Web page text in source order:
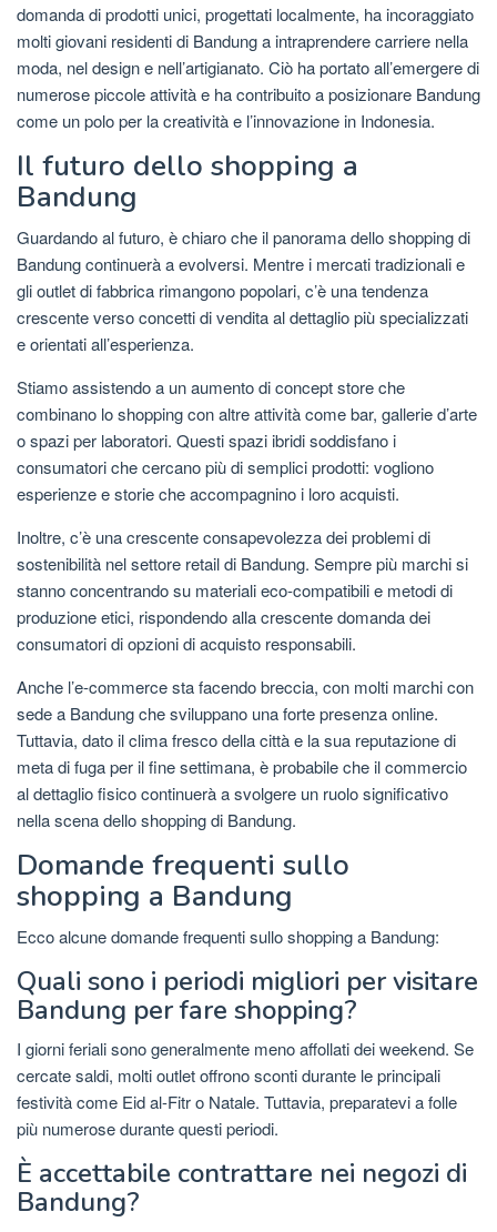
domanda di prodotti unici, progettati localmente, ha incoraggiato
molti giovani residenti di Bandung a intraprendere carriere nella
moda, nel design e nell’artigianato. Ciò ha portato all’emergere di
numerose piccole attività e ha contribuito a posizionare Bandung
come un polo per la creatività e l’innovazione in Indonesia.
Il futuro dello shopping a
Bandung
Guardando al futuro, è chiaro che il panorama dello shopping di
Bandung continuerà a evolversi. Mentre i mercati tradizionali e
gli outlet di fabbrica rimangono popolari, c’è una tendenza
crescente verso concetti di vendita al dettaglio più specializzati
e orientati all’esperienza.
Stiamo assistendo a un aumento di concept store che
combinano lo shopping con altre attività come bar, gallerie d’arte
o spazi per laboratori. Questi spazi ibridi soddisfano i
consumatori che cercano più di semplici prodotti: vogliono
esperienze e storie che accompagnino i loro acquisti.
Inoltre, c’è una crescente consapevolezza dei problemi di
sostenibilità nel settore retail di Bandung. Sempre più marchi si
stanno concentrando su materiali eco-compatibili e metodi di
produzione etici, rispondendo alla crescente domanda dei
consumatori di opzioni di acquisto responsabili.
Anche l’e-commerce sta facendo breccia, con molti marchi con
sede a Bandung che sviluppano una forte presenza online.
Tuttavia, dato il clima fresco della città e la sua reputazione di
meta di fuga per il fine settimana, è probabile che il commercio
al dettaglio fisico continuerà a svolgere un ruolo significativo
nella scena dello shopping di Bandung.
Domande frequenti sullo
shopping a Bandung
Ecco alcune domande frequenti sullo shopping a Bandung:
Quali sono i periodi migliori per visitare
Bandung per fare shopping?
I giorni feriali sono generalmente meno affollati dei weekend. Se
cercate saldi, molti outlet offrono sconti durante le principali
festività come Eid al-Fitr o Natale. Tuttavia, preparatevi a folle
più numerose durante questi periodi.
È accettabile contrattare nei negozi di
Bandung?